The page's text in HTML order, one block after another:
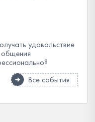
удовольствие
Все события